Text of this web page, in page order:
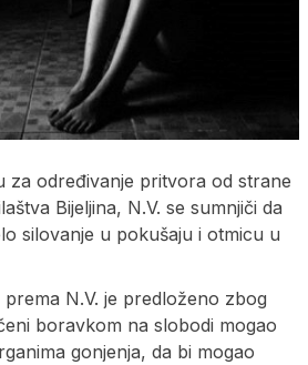
za određivanje pritvora od strane
Bijeljina, N.V. se sumnjiči da
silovanje u pokušaju i otmicu u
N.V. je predloženo zbog
boravkom na slobodi mogao
gonjenja, da bi mogao